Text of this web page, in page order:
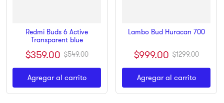
Redmi Buds 6 Active
Transparent blue
$359.00 $549.00
Agregar al carrito
Lambo Bud Huracan 700
$999.00 $1299.00
Agregar al carrito